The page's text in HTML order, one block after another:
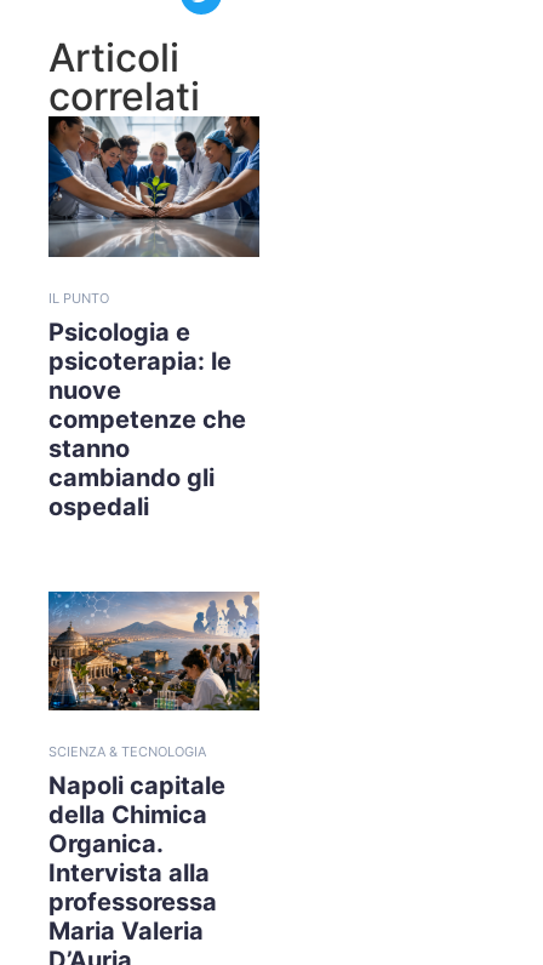
Articoli
correlati
IL PUNTO
Psicologia e
psicoterapia: le
nuove
competenze che
stanno
cambiando gli
ospedali
SCIENZA & TECNOLOGIA
Napoli capitale
della Chimica
Organica.
Intervista alla
professoressa
Maria Valeria